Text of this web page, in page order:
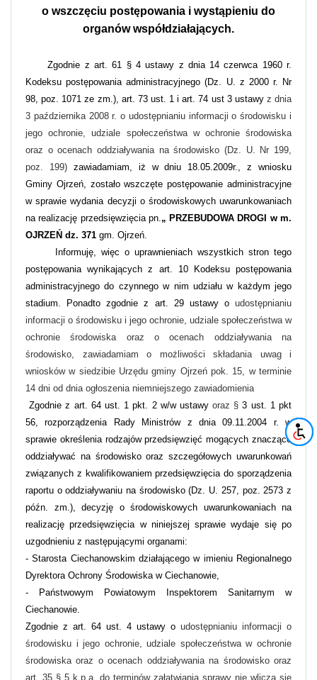
o wszczęciu postępowania i wystąpieniu do
organów współdziałających.
Zgodnie z art. 61 § 4 ustawy z dnia 14 czerwca 1960 r.
Kodeksu postępowania administracyjnego (Dz. U. z 2000 r. Nr
98, poz. 1071 ze zm.), art. 73 ust. 1 i art. 74 ust 3 ustawy z dnia
3 października 2008 r. o udostępnianiu informacji o środowisku i
jego ochronie, udziale społeczeństwa w ochronie środowiska
oraz o ocenach oddziaływania na środowisko (Dz. U. Nr 199,
poz. 199) zawiadamiam, iż w dniu 18.05.2009r., z wniosku
Gminy Ojrzeń, zostało wszczęte postępowanie administracyjne
w sprawie wydania decyzji o środowiskowych uwarunkowaniach
na realizację przedsięwzięcia pn. „ PRZEBUDOWA DROGI w m.
OJRZEŃ dz. 371 gm. Ojrzeń.
Informuję, więc o uprawnieniach wszystkich stron tego
postępowania wynikających z art. 10 Kodeksu postępowania
administracyjnego do czynnego w nim udziału w każdym jego
stadium. Ponadto zgodnie z art. 29 ustawy o udostępnianiu
informacji o środowisku i jego ochronie, udziale społeczeństwa w
ochronie środowiska oraz o ocenach oddziaływania na
środowisko, zawiadamiam o możliwości składania uwag i
wniosków w siedzibie Urzędu gminy Ojrzeń pok. 15, w terminie
14 dni od dnia ogłoszenia niemniejszego zawiadomienia
Zgodnie z art. 64 ust. 1 pkt. 2 w/w ustawyoraz §3 ust. 1 pkt
56, rozporządzenia Rady Ministrów z dnia 09.11.2004 r. w
sprawie określenia rodzajów przedsięwzięć mogących znacząco
oddziaływać na środowisko oraz szczegółowych uwarunkowań
związanych z kwalifikowaniem przedsięwzięcia do sporządzenia
raportu o oddziaływaniu na środowisko (Dz. U. 257, poz. 2573 z
późn. zm.), decyzję o środowiskowych uwarunkowaniach na
realizację przedsięwzięcia w niniejszej sprawie wydaje się po
uzgodnieniu z następującymi organami:
- Starosta Ciechanowskim działającego w imieniu Regionalnego
Dyrektora Ochrony Środowiska w Ciechanowie,
- Państwowym Powiatowym Inspektorem Sanitarnym w
Ciechanowie.
Zgodnie z art. 64 ust. 4 ustawy o udostępnianiu informacji o
środowisku i jego ochronie, udziale społeczeństwa w ochronie
środowiska oraz o ocenach oddziaływania na środowisko oraz
art. 35 § 5 k.p.a. do terminów załatwiania sprawy nie wlicza się